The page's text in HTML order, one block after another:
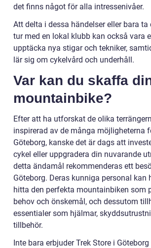
det finns något för alla intressenivåer.
Att delta i dessa händelser eller bara ta
tur med en lokal klubb kan också vara
upptäcka nya stigar och tekniker,
lär sig om cykelvård och underhåll.
Var kan du skaffa
mountainbike?
Efter att ha utforskat de olika
inspirerad av de många möjligheterna
Göteborg, kanske det är dags att
cykel eller uppgradera din nuvarande
detta ändamål rekommenderas ett
Göteborg. Deras kunniga personal kan
hitta den perfekta mountainbiken som
behov och önskemål, och dessutom
essentialer som hjälmar,
tillbehör.
Inte bara erbjuder Trek Store i